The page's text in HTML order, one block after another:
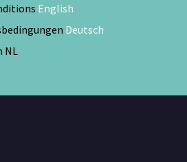
English
Deutsch
NL